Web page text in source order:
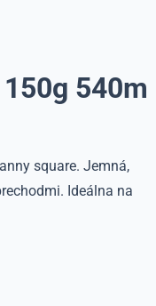
540m
square. Jemná,
Ideálna na